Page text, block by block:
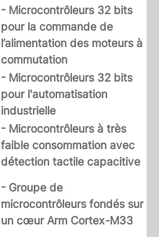
- Microcontrôleurs 32 bits
pour la commande de
l’alimentation des moteurs à
commutation
- Microcontrôleurs 32 bits
pour l'automatisation
industrielle
- Microcontrôleurs à très
faible consommation avec
détection tactile capacitive
- Groupe de
microcontrôleurs fondés sur
un cœur Arm Cortex-M33